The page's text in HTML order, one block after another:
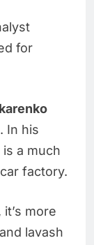
for
In his
is a much
factory.
more
lavash